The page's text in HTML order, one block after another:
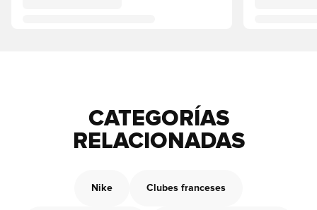
CATEGORÍAS
RELACIONADAS
Nike Clubes franceses